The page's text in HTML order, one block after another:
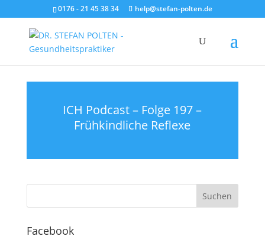
0176 - 21 45 38 34 help@stefan-polten.de
ICH Podcast – Folge 197 –
Frühkindliche Reflexe
Facebook